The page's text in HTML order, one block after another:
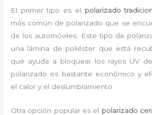
El primer tipo es el polarizado
más común de polarizado que se
de los automóviles. Este tipo de
una lámina de poliéster que está
que ayuda a bloquear los rayos UV
polarizado es bastante económico y
el calor y el deslumbramiento.
Otra opción popular es el polarizado